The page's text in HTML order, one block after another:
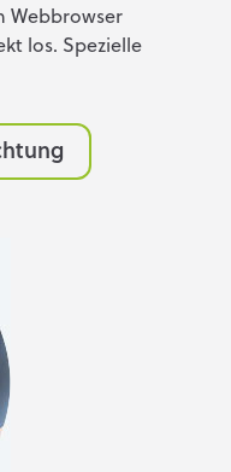
Webbrowser
los. Spezielle